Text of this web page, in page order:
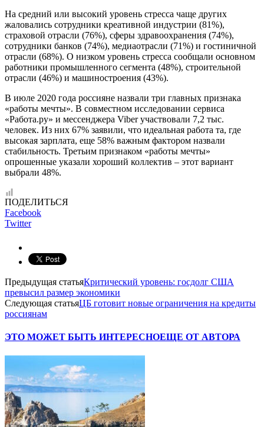
На средний или высокий уровень стресса чаще других
жаловались сотрудники креативной индустрии (81%),
страховой отрасли (76%), сферы здравоохранения (74%),
сотрудники банков (74%), медиаотрасли (71%) и гостиничной
отрасли (68%). О низком уровень стресса сообщали основном
работники промышленного сегмента (48%), строительной
отрасли (46%) и машиностроения (43%).
В июле 2020 года россияне назвали три главных признака
«работы мечты». В совместном исследовании сервиса
«Работа.ру» и мессенджера Viber участвовали 7,2 тыс.
человек. Из них 67% заявили, что идеальная работа та, где
высокая зарплата, еще 58% важным фактором назвали
стабильность. Третьим признаком «работы мечты»
опрошенные указали хороший коллектив – этот вариант
выбрали 48%.
ПОДЕЛИТЬСЯ
Facebook
Twitter
Предыдущая статьяКритический уровень: госдолг США
превысил размер экономики
Следующая статьяЦБ готовит новые ограничения на кредиты
россиянам
ЭТО МОЖЕТ БЫТЬ ИНТЕРЕСНОЕЩЕ ОТ АВТОРА